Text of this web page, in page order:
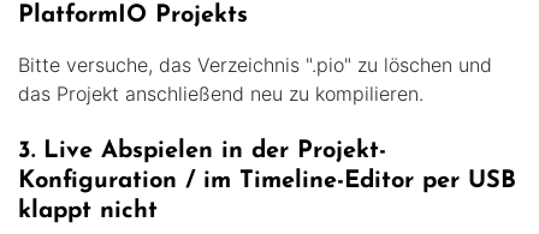
PlatformIO Projekts
Bitte versuche, das Verzeichnis ".pio" zu löschen und
das Projekt anschließend neu zu kompilieren.
3. Live Abspielen in der Projekt-
Konfiguration / im Timeline-Editor per USB
klappt nicht